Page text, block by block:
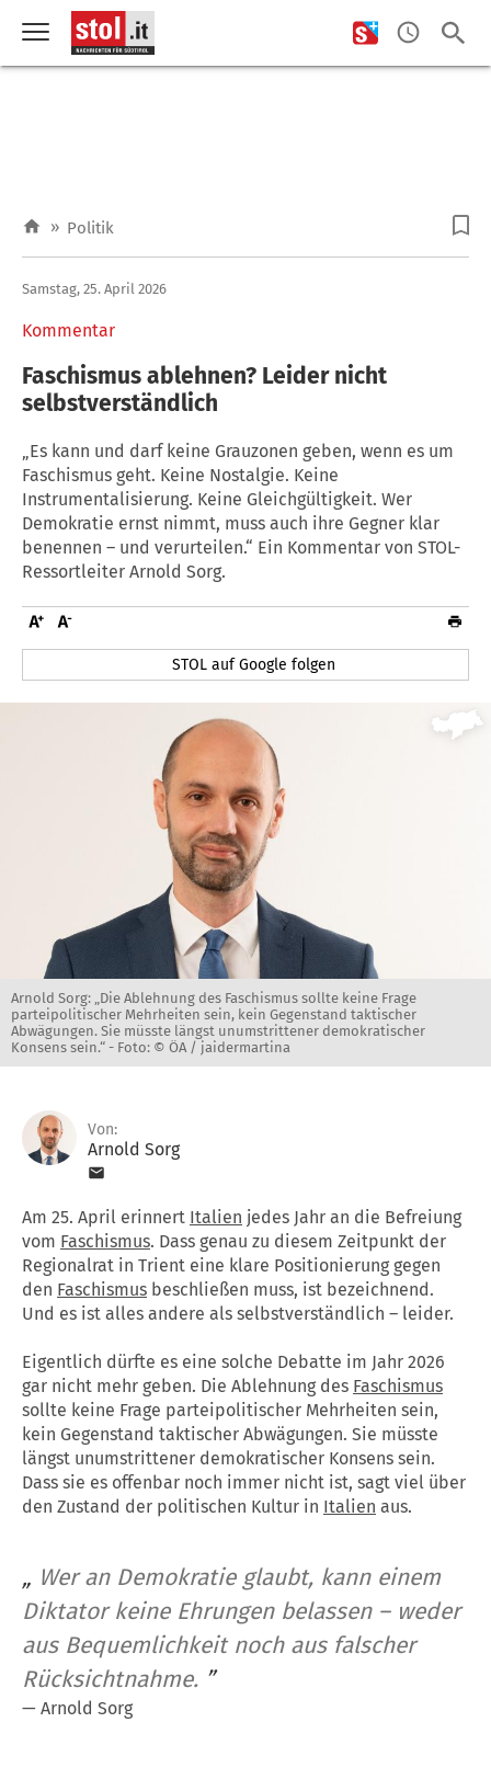
» Politik
Kommentar
Samstag, 25. April 2026
Faschismus ablehnen? Leider nicht
selbstverständlich
„Es kann und darf keine Grauzonen geben, wenn es um
Faschismus geht. Keine Nostalgie. Keine
Instrumentalisierung. Keine Gleichgültigkeit. Wer
Demokratie ernst nimmt, muss auch ihre Gegner klar
benennen – und verurteilen.“ Ein Kommentar von STOL-
Ressortleiter Arnold Sorg.
STOL auf Google folgen
Arnold Sorg: „Die Ablehnung des Faschismus sollte keine Frage
parteipolitischer Mehrheiten sein, kein Gegenstand taktischer
Abwägungen. Sie müsste längst unumstrittener demokratischer
Konsens sein.“ - Foto: © ÖA / jaidermartina
Von:
Arnold Sorg
Am 25. April erinnert Italien jedes Jahr an die Befreiung
vom Faschismus. Dass genau zu diesem Zeitpunkt der
Regionalrat in Trient eine klare Positionierung gegen
den Faschismus beschließen muss, ist bezeichnend.
Und es ist alles andere als selbstverständlich – leider.
Eigentlich dürfte es eine solche Debatte im Jahr 2026
gar nicht mehr geben. Die Ablehnung des Faschismus
sollte keine Frage parteipolitischer Mehrheiten sein,
kein Gegenstand taktischer Abwägungen. Sie müsste
längst unumstrittener demokratischer Konsens sein.
Dass sie es offenbar noch immer nicht ist, sagt viel über
den Zustand der politischen Kultur in Italien aus.
„ Wer an Demokratie glaubt, kann einem
Diktator keine Ehrungen belassen – weder
aus Bequemlichkeit noch aus falscher
Rücksichtnahme. ”
— Arnold Sorg